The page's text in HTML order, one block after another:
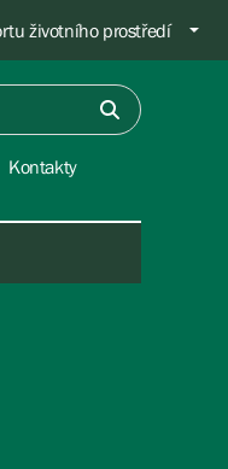
životního prostředí
Kontakty